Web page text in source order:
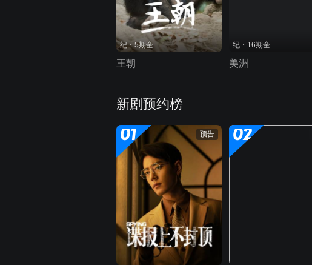
纪・5期全
王朝
纪・16期全
美洲
新剧预约榜
01 预告 02